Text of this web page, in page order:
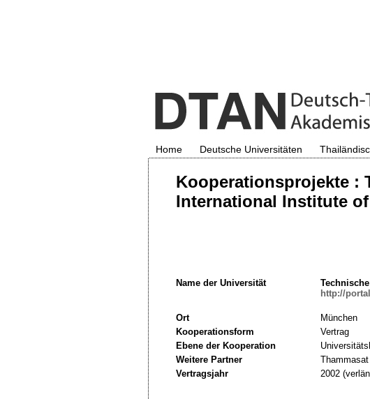
Home Deutsche Universitäten
Kooperationsprojekte :
International Institute
Name der Universität
http://
Ort
München
Kooperationsform
Vertrag
Ebene der Kooperation
Weitere Partner
Vertragsjahr
2002